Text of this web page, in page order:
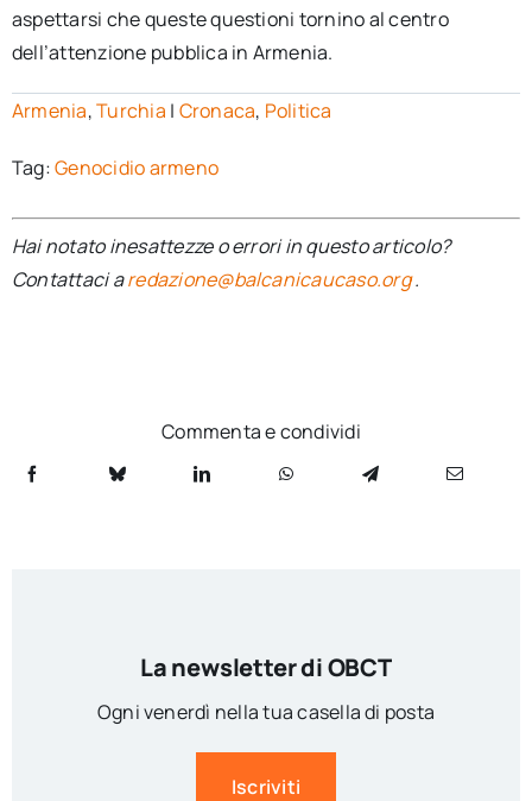
aspettarsi che queste questioni tornino al centro
dell’attenzione pubblica in Armenia.
Armenia,Turchia | Cronaca, Politica
Tag:Genocidio armeno
Hai notato inesattezze o errori in questo articolo?
Contattaci aredazione@balcanicaucaso.org.
Commenta e condividi
La newsletter di OBCT
Ogni venerdì nella tua casella di posta
Iscriviti